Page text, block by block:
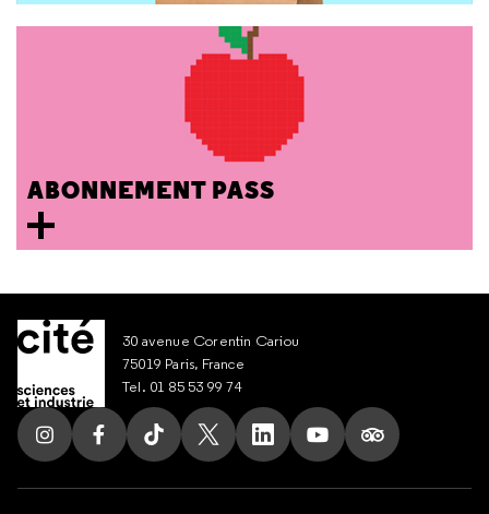
ABONNEMENT PASS
30 avenue Corentin Cariou
75019 Paris, France
Tel. 01 85 53 99 74
Suivez nous sur Instagram
Suivez nous sur Facebook
Suivez nous sur Tik Tok
Suivez nous sur X
Suivez nous sur LinkedIn
Suivez nous sur
Suivez nous